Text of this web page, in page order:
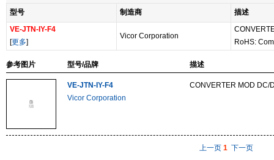
型号 制造商
描述
VE-JTN-IY-F4
[更多]
Vicor Corporation
RoHS:
参考图片 型号/品牌 描述
VE-JTN-IY-F4
Vicor Corporation
CONVERTER MOD DC/
上一页 1 下一页